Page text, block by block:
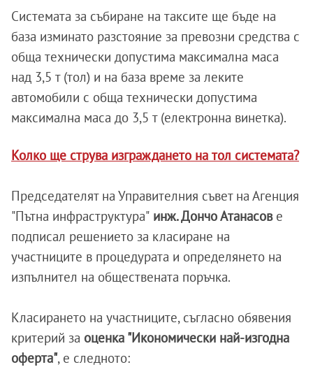
Системата за събиране на таксите ще бъде на
база изминато разстояние за превозни средства с
обща технически допустима максимална маса
над 3,5 т (тол) и на база време за леките
автомобили с обща технически допустима
максимална маса до 3,5 т (електронна винетка).
Колко ще струва изграждането на тол системата?
Председателят на Управителния съвет на Агенция
"Пътна инфраструктура" инж. Дончо Атанасове
подписал решението за класиране на
участниците в процедурата и определянето на
изпълнител на обществената поръчка.
Класирането на участниците, съгласно обявения
критерий за оценка "Икономически най-изгодна
оферта", е следното: